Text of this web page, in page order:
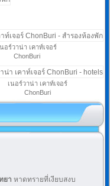
นอร์วาน่า เคาท์เจอร์
ChonBuri
เนอร์วาน่า เคาท์เจอร์
ChonBuri
ยา หาดทรายที่เงียบสงบ